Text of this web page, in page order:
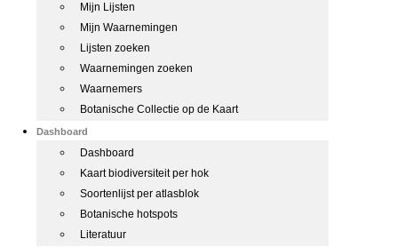
Mijn Lijsten
Mijn Waarnemingen
Lijsten zoeken
Waarnemingen zoeken
Waarnemers
Botanische Collectie op de Kaart
Dashboard
Dashboard
Kaart biodiversiteit per hok
Soortenlijst per atlasblok
Botanische hotspots
Literatuur